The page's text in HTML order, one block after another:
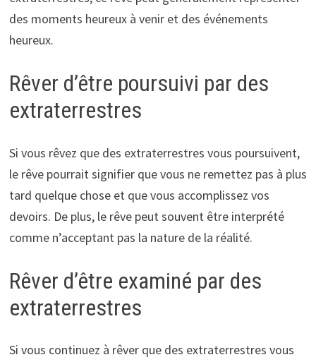
des moments heureux à venir et des événements
heureux.
Rêver d’être poursuivi par des
extraterrestres
Si vous rêvez que des extraterrestres vous poursuivent,
le rêve pourrait signifier que vous ne remettez pas à plus
tard quelque chose et que vous accomplissez vos
devoirs. De plus, le rêve peut souvent être interprété
comme n’acceptant pas la nature de la réalité.
Rêver d’être examiné par des
extraterrestres
Si vous continuez à rêver que des extraterrestres vous